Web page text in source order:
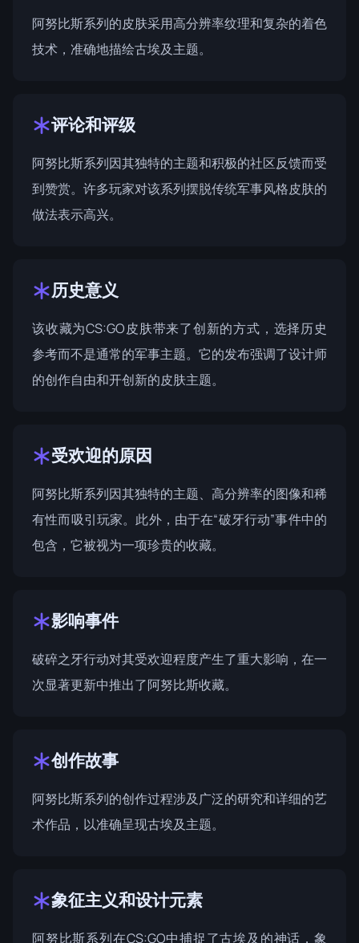
阿努比斯系列的皮肤采用高分辨率纹理和复杂的着色
技术，准确地描绘古埃及主题。
评论和评级
阿努比斯系列因其独特的主题和积极的社区反馈而受
到赞赏。许多玩家对该系列摆脱传统军事风格皮肤的
做法表示高兴。
历史意义
该收藏为CS:GO皮肤带来了创新的方式，选择历史
参考而不是通常的军事主题。它的发布强调了设计师
的创作自由和开创新的皮肤主题。
受欢迎的原因
阿努比斯系列因其独特的主题、高分辨率的图像和稀
有性而吸引玩家。此外，由于在“破牙行动”事件中的
包含，它被视为一项珍贵的收藏。
影响事件
破碎之牙行动对其受欢迎程度产生了重大影响，在一
次显著更新中推出了阿努比斯收藏。
创作故事
阿努比斯系列的创作过程涉及广泛的研究和详细的艺
术作品，以准确呈现古埃及主题。
象征主义和设计元素
阿努比斯系列在CS:GO中捕捉了古埃及的神话，象